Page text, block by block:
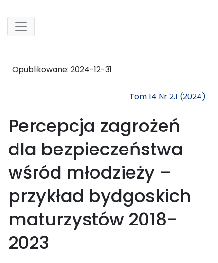
Opublikowane: 2024-12-31
Tom 14 Nr 2.1 (2024)
Percepcja zagrożeń
dla bezpieczeństwa
wśród młodzieży –
przykład bydgoskich
maturzystów 2018-
2023